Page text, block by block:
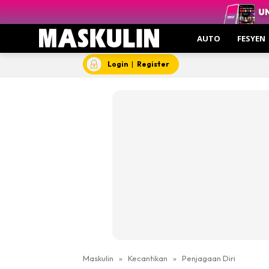
AUTO FESYEN
Login | Register
Maskulin » Kecantikan » Penjagaan Diri